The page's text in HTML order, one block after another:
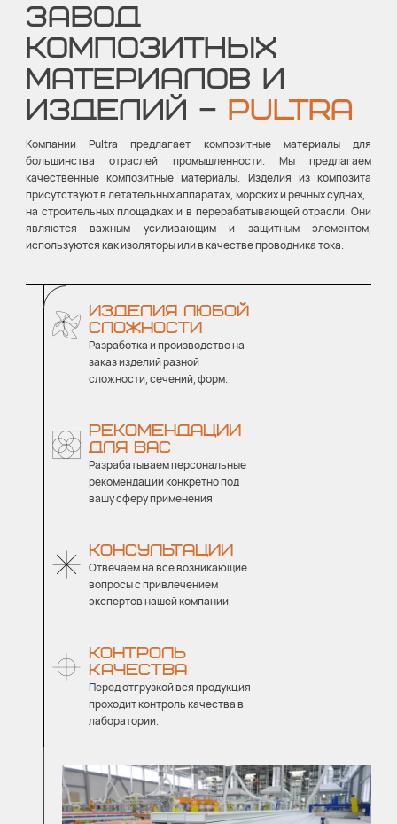
ЗАВОД
КОМПОЗИТНЫХ
МАТЕРИАЛОВ И
ИЗДЕЛИЙ – PULTRA
Компании Pultra предлагает композитные материалы для
большинства отраслей промышленности. Мы предлагаем
качественные композитные материалы. Изделия из композита
присутствуют в летательных аппаратах, морских и речных суднах,
на строительных площадках и в перерабатывающей отрасли. Они
являются важным усиливающим и защитным элементом,
используются как изоляторы или в качестве проводника тока.
ИЗДЕЛИЯ ЛЮБОЙ
СЛОЖНОСТИ
Разработка и производство на
заказ изделий разной
сложности, сечений, форм.
РЕКОМЕНДАЦИИ
ДЛЯ ВАС
Разрабатываем персональные
рекомендации конкретно под
вашу сферу применения
КОНСУЛЬТАЦИИ
Отвечаем на все возникающие
вопросы с привлечением
экспертов нашей компании
КОНТРОЛЬ
КАЧЕСТВА
Перед отгрузкой вся продукция
проходит контроль качества в
лаборатории.